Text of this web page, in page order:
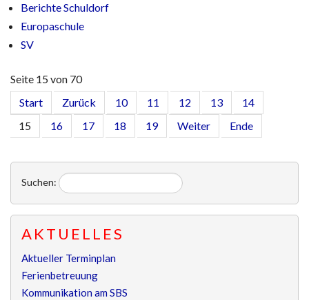
Berichte Schuldorf
Europaschule
SV
Seite 15 von 70
Start
Zurück 10 11 12 13
14
15
16 17 18 19 Weiter Ende
Suchen:
AKTUELLES
Aktueller Terminplan
Ferienbetreuung
Kommunikation am SBS